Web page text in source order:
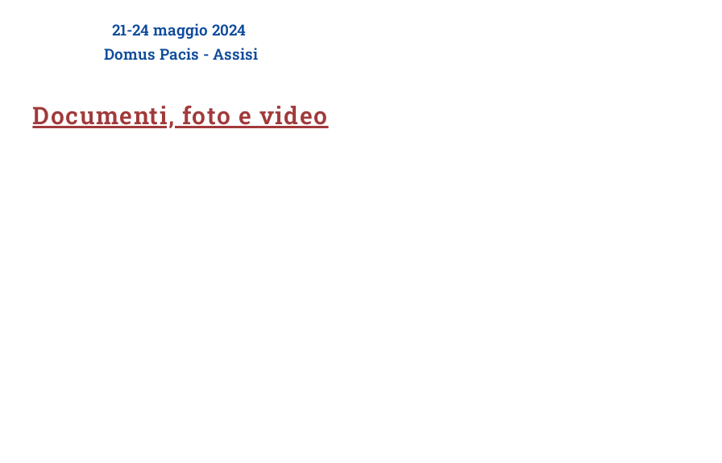
21-24 maggio 2024
Domus Pacis - Assisi
Documenti, foto e video